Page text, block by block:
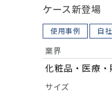
ケース新登場
使用事例 自
業界
化粧品・医療
サイズ